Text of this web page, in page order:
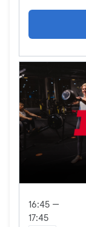
16:45 —
17:45